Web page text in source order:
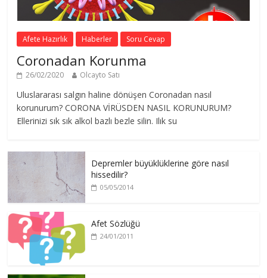
Afete Hazırlık Haberler Soru Cevap
Coronadan Korunma
26/02/2020 Olcayto Satı
Uluslararası salgın haline dönüşen Coronadan nasıl
korunurum? CORONA VİRÜSDEN NASIL KORUNURUM?
Ellerinizi sık sık alkol bazlı bezle silin. Ilık su
Depremler büyüklüklerine göre nasıl
hissedilir?
05/05/2014
Afet Sözlüğü
24/01/2011